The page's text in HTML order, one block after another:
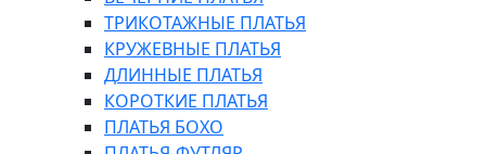
ТРИКОТАЖНЫЕ ПЛАТЬЯ
КРУЖЕВНЫЕ ПЛАТЬЯ
ДЛИННЫЕ ПЛАТЬЯ
КОРОТКИЕ ПЛАТЬЯ
ПЛАТЬЯ БОХО